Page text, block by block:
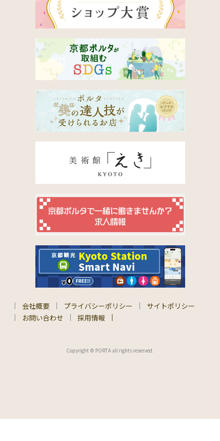
会社概要 プライバシーポリシー
サイトポリシー
お問い合わせ
採用情報
Copyright © PORTA all rights reserved.